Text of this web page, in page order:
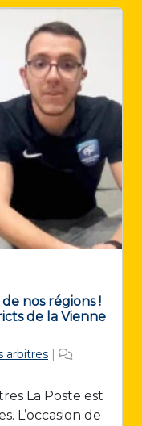
nos régions !
de la Vienne
arbitres
La Poste est
L’occasion de